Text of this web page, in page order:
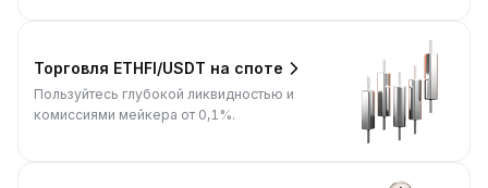
Торговля ETHFI/USDT на споте
Пользуйтесь глубокой ликвидностью и
комиссиями мейкера от 0,1%.